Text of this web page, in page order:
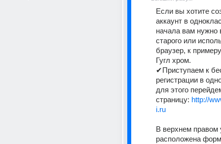
Если вы хотите
аккаунт в
начала вам нужно
старого или
браузер, к
Гугл хром.
✔Приступаем к
регистрации в
для этого
страницу: http://
i.ru
В верхнем правом
расположена